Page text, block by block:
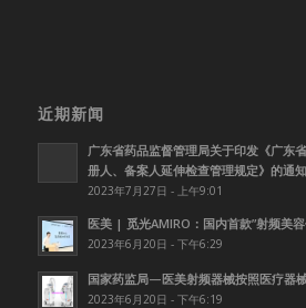
近期新闻
广东省药品监督管理局关于印发《广东
册人、备案人延伸检查管理规定》的通知
2023年7月27日 - 上午9:01
医美 | 觅光AMIRO：国内首款”射频美
2023年6月20日 - 下午6:29
国家药监局—医美射频器械按照医疗器
2023年6月20日 - 下午6:19